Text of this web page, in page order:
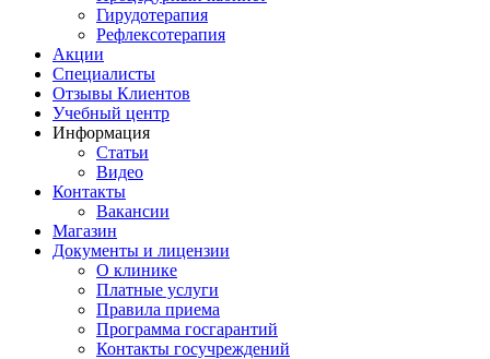
Гирудотерапия
Рефлексотерапия
Акции
Специалисты
Отзывы Клиентов
Учебный центр
Информация
Статьи
Видео
Контакты
Вакансии
Магазин
Документы и лицензии
О клинике
Платные услуги
Правила приема
Программа госгарантий
Контакты госучреждений